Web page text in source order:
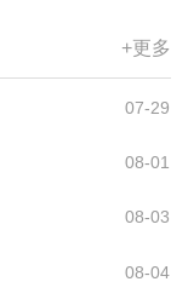
+更多
07-29
08-01
08-03
08-04